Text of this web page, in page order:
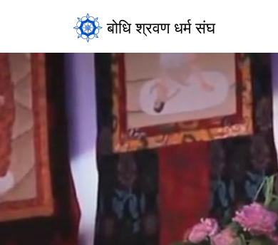
बोधि श्रवण धर्म संघ